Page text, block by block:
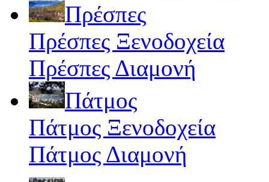
Πρέσπες
Πρέσπες Ξενοδοχεία
Πρέσπες Διαμονή
Πάτμος
Πάτμος Ξενοδοχεία
Πάτμος Διαμονή